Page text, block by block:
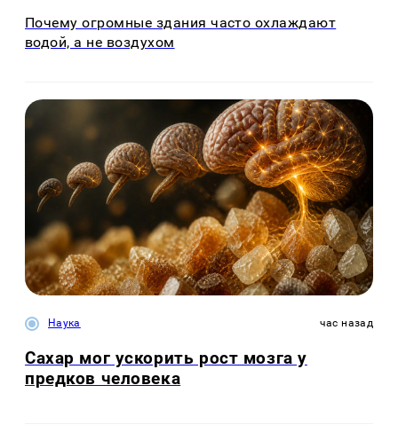
Почему огромные здания часто охлаждают
водой, а не воздухом
Наука час назад
Сахар мог ускорить рост мозга у
предков человека